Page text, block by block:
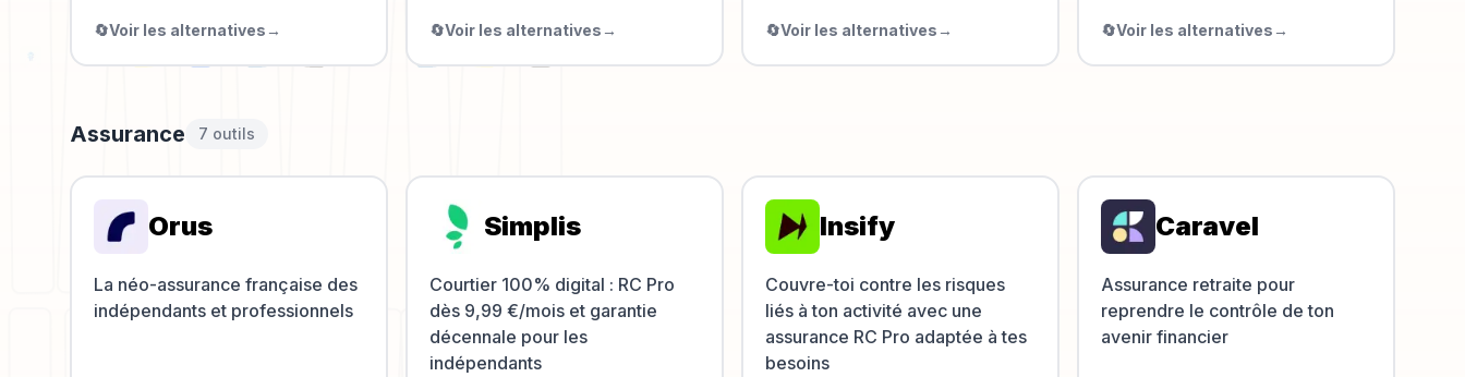
🔄Voir les alternatives → 🔄Voir les alternatives → 🔄Voir les alternatives → 🔄Voir les alternatives →
Assurance 7 outils
Orus
La néo-assurance française des
indépendants et professionnels
Simplis
Courtier 100% digital : RC Pro
dès 9,99 €/mois et garantie
décennale pour les
indépendants
Insify
Couvre-toi contre les risques
liés à ton activité avec une
assurance RC Pro adaptée à tes
besoins
Caravel
Assurance retraite pour
reprendre le contrôle de ton
avenir financier